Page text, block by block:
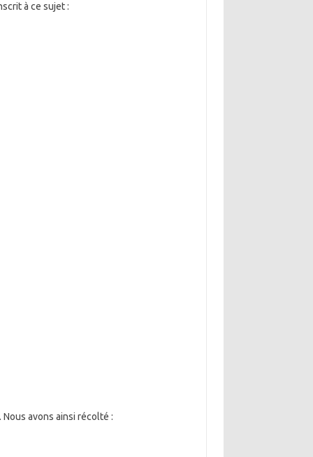
à ce sujet :
Nous avons ainsi récolté :